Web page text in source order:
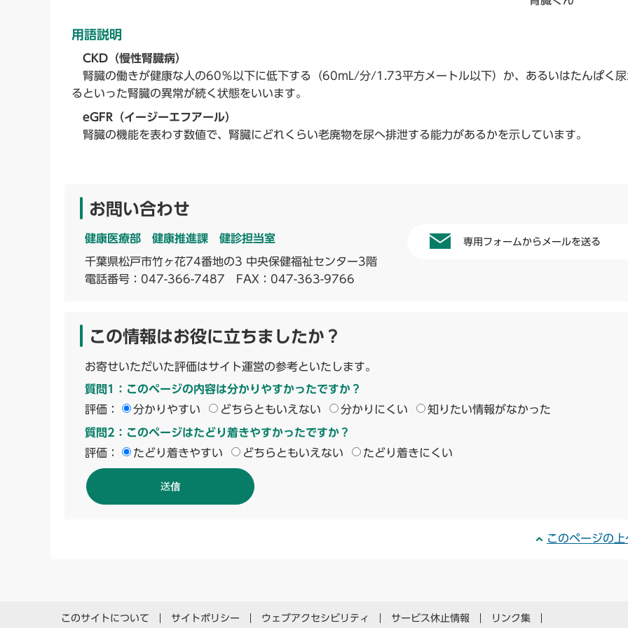
用語説明
CKD（慢性腎臓病）
腎臓の働きが健康な人の60％以下に低下する（60mL/分/1.73平方メートル以下）か、あるいはたんぱく尿
るといった腎臓の異常が続く状態をいいます。
eGFR（イージーエフアール）
腎臓の機能を表わす数値で、腎臓にどれくらい老廃物を尿へ排泄する能力があるかを示しています。
お問い合わせ
健康医療部 健康推進課 健診担当室
千葉県松戸市竹ヶ花74番地の3 中央保健福祉センター3階
電話番号： 047-366-7487 FAX：047-363-9766
専用フォームからメールを送る
この情報はお役に立ちましたか？
お寄せいただいた評価はサイト運営の参考といたします。
質問1：このページの内容は分かりやすかったですか？
評価：
分かりやすい どちらともいえない 分かりにくい 知りたい情報がなかった
質問2：このページはたどり着きやすかったですか？
評価：
たどり着きやすい どちらともいえない たどり着きにくい
このページの上
このサイトについて サイトポリシー ウェブアクセシビリティ サービス休止情報 リンク集